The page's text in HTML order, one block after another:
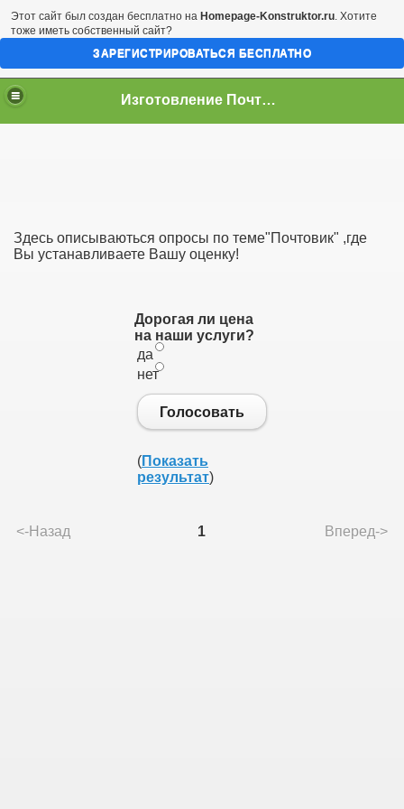
Изготовление Почтовика!
Здесь описываються опросы по теме"Почтовик" ,где
Вы устанавливаете Вашу оценку!
Дорогая ли цена
на наши услуги?
да
нет
Голосовать
(Показать
результат)
<-Назад 1 Вперед->
сайте
Этот сайт был создан бесплатно на Homepage-Konstruktor.ru. Хотите
тоже иметь собственный сайт?
ЗАРЕГИСТРИРОВАТЬСЯ БЕСПЛАТНО